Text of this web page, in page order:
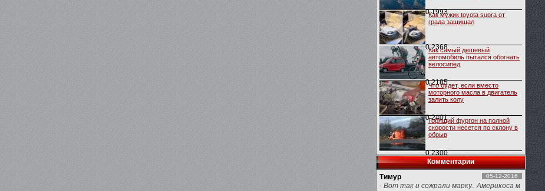
0 1993
Как мужик toyota supra от
града защищал
0 2368
Как самый дешевый
автомобиль пытался обогнать
велосипед
0 2185
Что будет, если вместо
моторного масла в двигатель
залить колу
0 2401
Горящий фургон на полной
скорости несется по склону в
обрыв
0 2300
Комментарии
Тимур
05-12-2016
- Вот так и сожрали марку.. Америкоса м